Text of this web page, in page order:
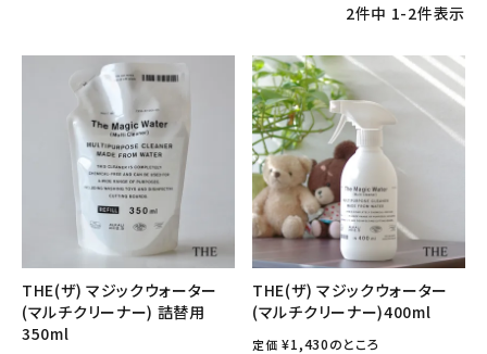
美容・コスメ・香水
日用品雑貨
フェムケア
インナー・下着・ナイトウェア
2件中 1-2件表示
THE(ザ) マジックウォーター
(マルチクリーナー) 詰替用
350ml
THE(ザ) マジックウォーター
(マルチクリーナー)400ml
定価 ¥1,430のところ